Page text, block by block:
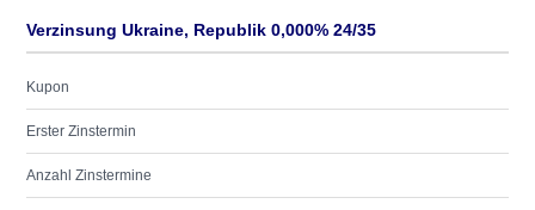
Verzinsung Ukraine, Republik 0,000% 24/35
Kupon
Erster Zinstermin
Anzahl Zinstermine